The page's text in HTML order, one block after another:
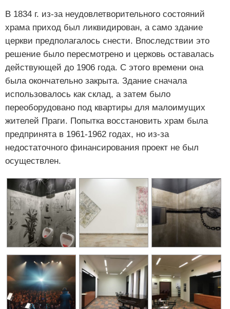
В 1834 г. из-за неудовлетворительного состояний
храма приход был ликвидирован, а само здание
церкви предполагалось снести. Впоследствии это
решение было пересмотрено и церковь оставалась
действующей до 1906 года. С этого времени она
была окончательно закрыта. Здание сначала
использовалось как склад, а затем было
переоборудовано под квартиры для малоимущих
жителей Праги. Попытка восстановить храм была
предпринята в 1961-1962 годах, но из-за
недостаточного финансирования проект не был
осуществлен.